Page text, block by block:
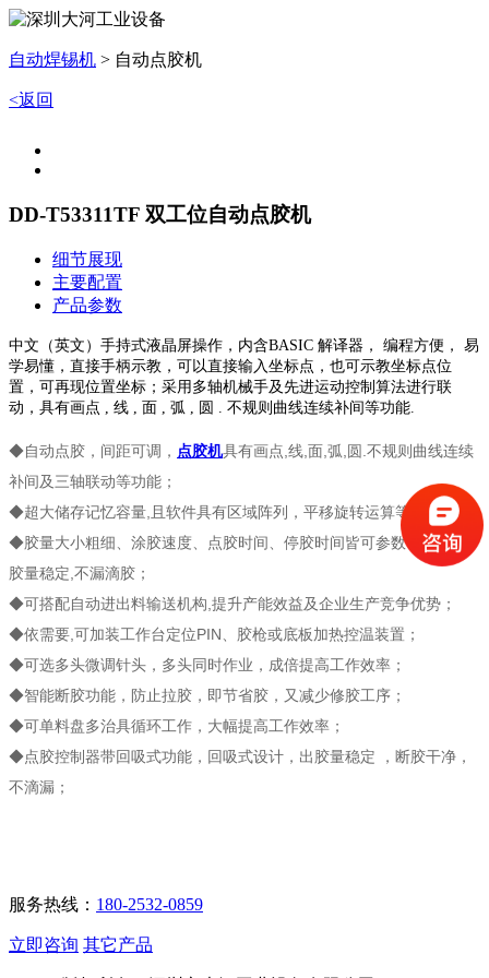
自动焊锡机 > 自动点胶机
<返回
DD-T53311TF 双工位自动点胶机
细节展现
主要配置
产品参数
中文（英文）手持式液晶屏操作，内含BASIC 解译器， 编程方便， 易
学易懂，直接手柄示教，可以直接输入坐标点，也可示教坐标点位
置，可再现位置坐标；采用多轴机械手及先进运动控制算法进行联
动，具有画点 , 线 , 面 , 弧 , 圆 . 不规则曲线连续补间等功能.
◆自动点胶，间距可调， 点胶机具有画点,线,面,弧,圆.不规则曲线连续
补间及三轴联动等功能；
◆超大储存记忆容量,且软件具有区域阵列，平移旋转运算等功能；
◆胶量大小粗细、涂胶速度、点胶时间、停胶时间皆可参数设定、出
胶量稳定,不漏滴胶；
◆可搭配自动进出料输送机构,提升产能效益及企业生产竞争优势；
◆依需要,可加装工作台定位PIN、胶枪或底板加热控温装置；
◆可选多头微调针头，多头同时作业，成倍提高工作效率；
◆智能断胶功能，防止拉胶，即节省胶，又减少修胶工序；
◆可单料盘多治具循环工作，大幅提高工作效率；
◆点胶控制器带回吸式功能，回吸式设计，出胶量稳定 ，断胶干净，
不滴漏 ；
服务热线： 180-2532-0859
立即咨询 其它产品